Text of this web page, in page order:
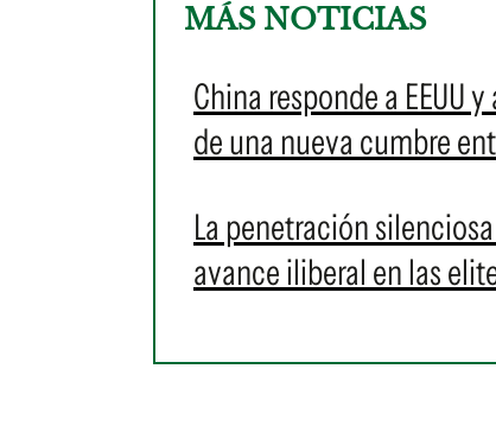
MÁS NOTICIAS
China responde a EEUU
de una nueva cumbre
La penetración
avance iliberal en las